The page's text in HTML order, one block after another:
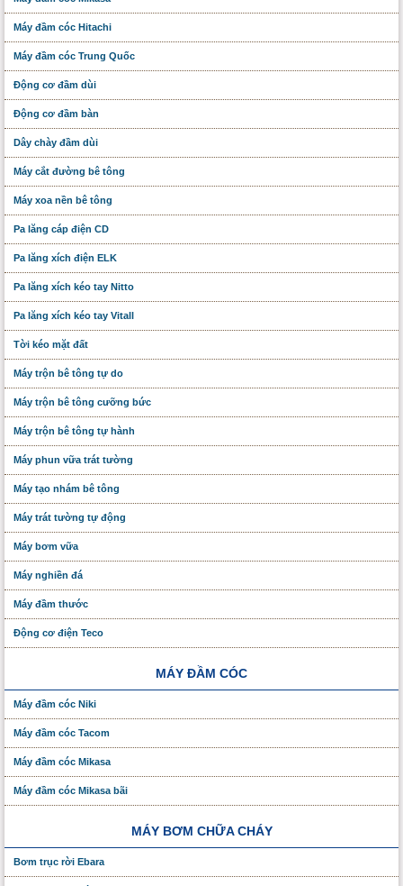
Máy đầm cóc Hitachi
Máy đầm cóc Trung Quốc
Động cơ đầm dùi
Động cơ đầm bàn
Dây chày đầm dùi
Máy cắt đường bê tông
Máy xoa nền bê tông
Pa lăng cáp điện CD
Pa lăng xích điện ELK
Pa lăng xích kéo tay Nitto
Pa lăng xích kéo tay Vitall
Tời kéo mặt đất
Máy trộn bê tông tự do
Máy trộn bê tông cưỡng bức
Máy trộn bê tông tự hành
Máy phun vữa trát tường
Máy tạo nhám bê tông
Máy trát tường tự động
Máy bơm vữa
Máy nghiền đá
Máy đầm thước
Động cơ điện Teco
MÁY ĐẦM CÓC
Máy đầm cóc Niki
Máy đầm cóc Tacom
Máy đầm cóc Mikasa
Máy đầm cóc Mikasa bãi
MÁY BƠM CHỮA CHÁY
Bơm trục rời Ebara